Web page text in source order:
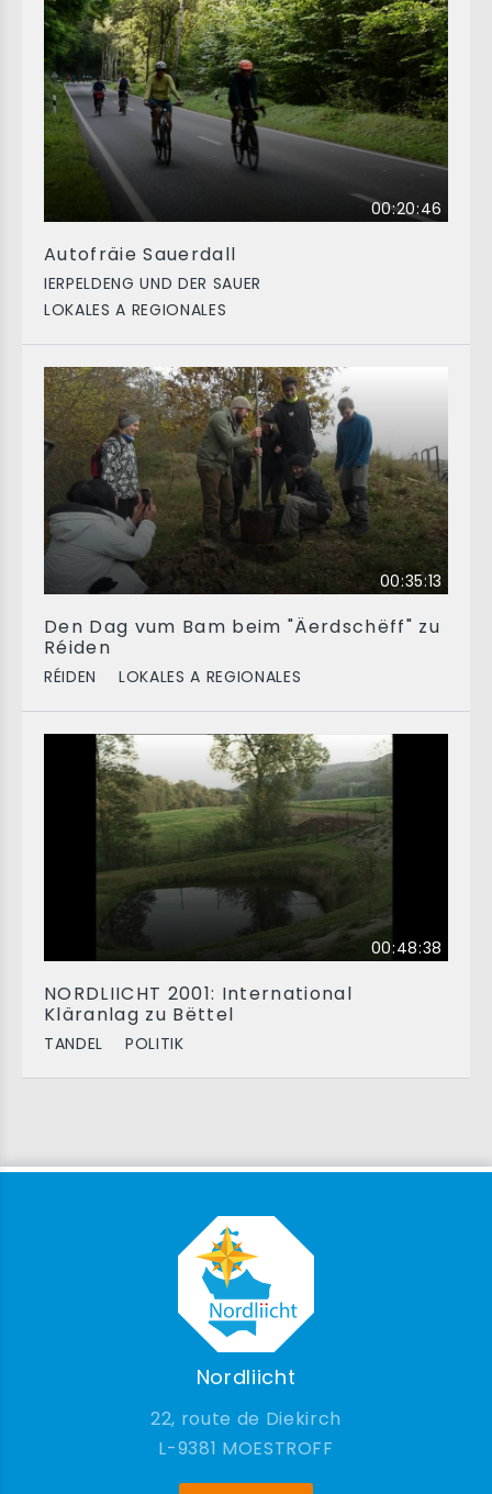
00:20:46
Autofräie Sauerdall
IERPELDENG UND DER SAUER
LOKALES A REGIONALES
00:35:13
Den Dag vum Bam beim "Äerdschëff" zu
Réiden
RÉIDEN LOKALES A REGIONALES
00:48:38
NORDLIICHT 2001: International
Kläranlag zu Bëttel
TANDEL POLITIK
Nordliicht
22, route de Diekirch
9381 MOESTROFF